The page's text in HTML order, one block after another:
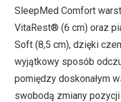
SleepMed Comfort
VitaRest® (6 cm) oraz
Soft (8,5 cm), dzięki
wyjątkowy sposób
pomiędzy doskonałym
swobodą zmiany